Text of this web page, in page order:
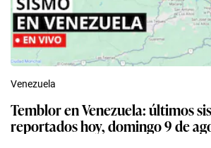
Venezuela
Temblor en Venezuela: últimos
reportados hoy, domingo 9 de